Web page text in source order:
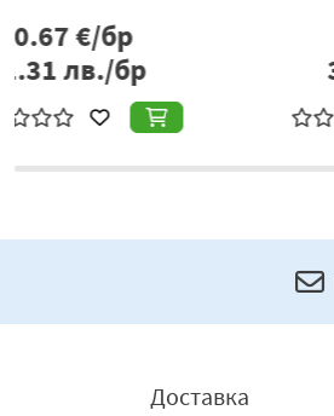
2.56
1.85
3.62лв./бр
Доставка